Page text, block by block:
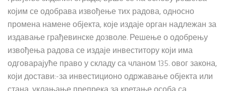
којим се одобрава извођење тих радова, односно
промена намене објекта, које издаје орган надлежан за
издавање грађевинске дозволе. Решење о одобрењу
извођења радова се издаје инвеститору који има
одговарајуће право у складу са чланом 135. овог закона,
који достави:-за инвестиционо одржавање објекта или